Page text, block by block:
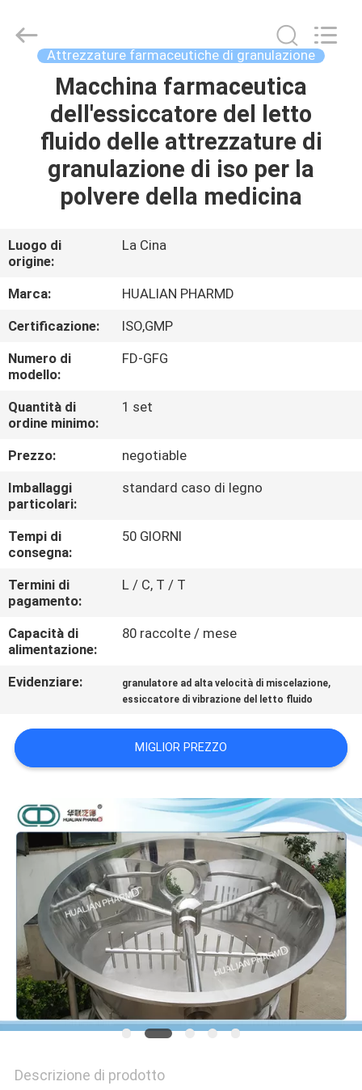
CASA
PRODOTTI
CIRCA
GIRO
DELLA
FABBRICA
CONTROLLO
DI
QUALITÀ
CONTATTICI
NOTIZIE
RICHIEDA
UNA
CITAZIONE
MAPPA
SITO
PRIVACY
POLICY
Yiming
Machinery
Attrezzature farmaceutiche di granulazione
Macchina farmaceutica
dell'essiccatore del letto
fluido delle attrezzature di
granulazione di iso per la
polvere della medicina
Luogo di
origine:
La Cina
Marca:
HUALIAN PHARMD
Certificazione:
ISO,GMP
Numero di
modello:
FD-GFG
Quantità di
ordine minimo:
1 set
Prezzo:
negotiable
Imballaggi
particolari:
standard caso di legno
Tempi di
consegna:
50 GIORNI
Termini di
pagamento:
L / C, T / T
Capacità di
alimentazione:
80 raccolte / mese
Evidenziare: granulatore ad alta velocità di miscelazione,
essiccatore di vibrazione del letto fluido
MIGLIOR PREZZO
Descrizione di prodotto